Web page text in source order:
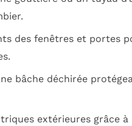
des fenêtres et portes
bâche déchirée
extérieures grâce